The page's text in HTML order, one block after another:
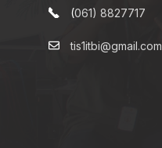
(061) 8827717
tis1itbi@gmail.com